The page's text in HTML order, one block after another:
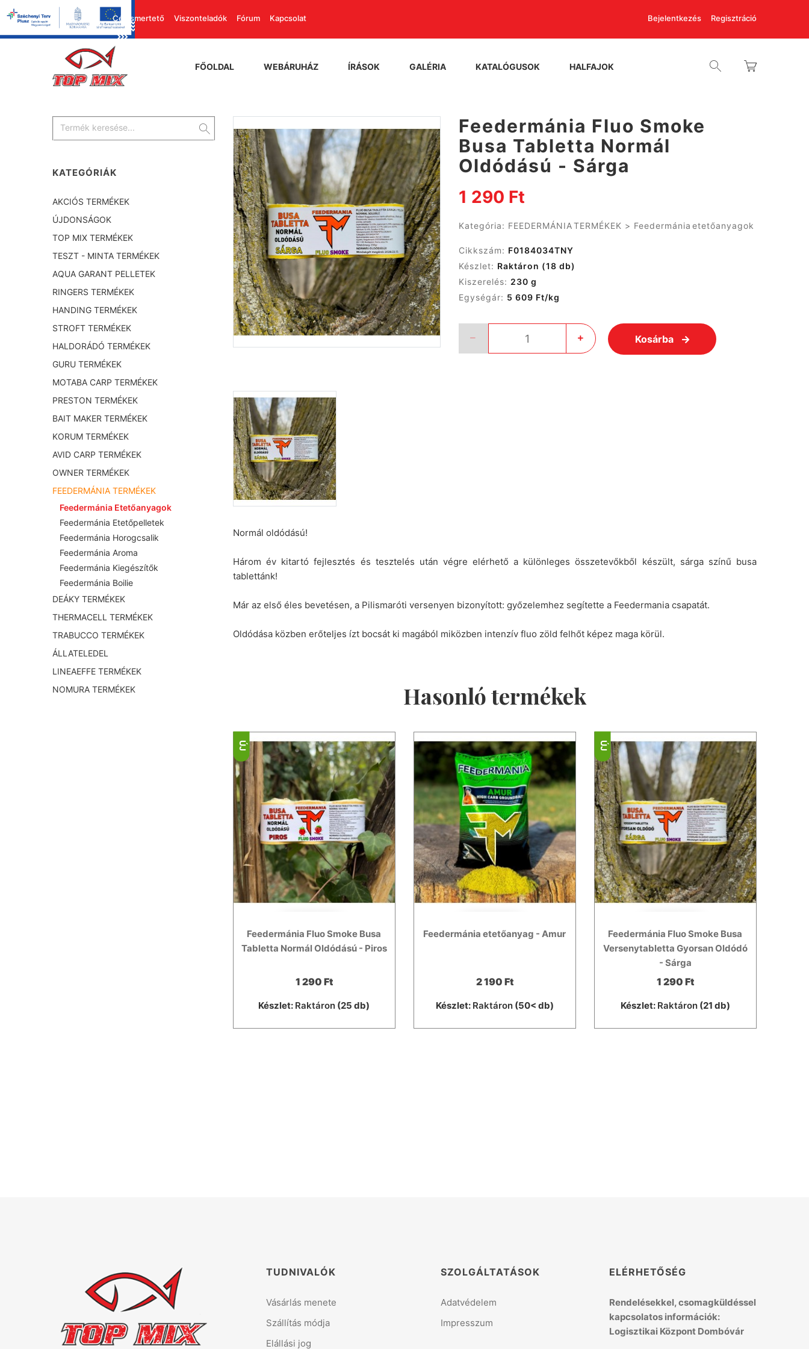
Cégismertető Viszonteladók Fórum Kapcsolat Bejelentkezés Regisztráció
FŐOLDAL WEBÁRUHÁZ ÍRÁSOK GALÉRIA KATALÓGUSOK HALFAJOK
Feedermánia Fluo Smoke
Busa Tabletta Normál
Oldódású - Sárga
1 290 Ft
Kategória: FEEDERMÁNIA TERMÉKEK > Feedermánia etetőanyagok
Cikkszám: F0184034TNY
Készlet: Raktáron (18 db)
Kiszerelés: 230 g
Egységár: 5 609 Ft/kg
Kosárba
Normál oldódású!
Három év kitartó fejlesztés és tesztelés után végre elérhető a különleges összetevőkből készült, sárga színű busa
tablettánk!
Már az első éles bevetésen, a Pilismaróti versenyen bizonyított: győzelemhez segítette a Feedermania csapatát.
Oldódása közben erőteljes ízt bocsát ki magából miközben intenzív fluo zöld felhőt képez maga körül.
Hasonló termékek
Feedermánia Fluo Smoke Busa
Tabletta Normál Oldódású - Piros
1 290 Ft
Készlet: Raktáron (25 db)
ÚJ
Feedermánia etetőanyag - Amur
2 190 Ft
Készlet: Raktáron(50< db)
Feedermánia Fluo Smoke Busa
Versenytabletta Gyorsan Oldódó
- Sárga
1 290 Ft
Készlet: Raktáron(21 db)
ÚJ
KATEGÓRIÁK
AKCIÓS TERMÉKEK
ÚJDONSÁGOK
TOP MIX TERMÉKEK
TESZT - MINTA TERMÉKEK
AQUA GARANT PELLETEK
RINGERS TERMÉKEK
HANDING TERMÉKEK
STROFT TERMÉKEK
HALDORÁDÓ TERMÉKEK
GURU TERMÉKEK
MOTABA CARP TERMÉKEK
PRESTON TERMÉKEK
BAIT MAKER TERMÉKEK
KORUM TERMÉKEK
AVID CARP TERMÉKEK
OWNER TERMÉKEK
FEEDERMÁNIA TERMÉKEK
Feedermánia Etetőanyagok
Feedermánia Etetőpelletek
Feedermánia Horogcsalik
Feedermánia Aroma
Feedermánia Kiegészítők
Feedermánia Boilie
DEÁKY TERMÉKEK
THERMACELL TERMÉKEK
TRABUCCO TERMÉKEK
ÁLLATELEDEL
LINEAEFFE TERMÉKEK
NOMURA TERMÉKEK
TUDNIVALÓK
Vásárlás menete
Szállítás módja
Elállási jog
SZOLGÁLTATÁSOK
Adatvédelem
Impresszum
ELÉRHETŐSÉG
Rendelésekkel, csomagküldéssel
kapcsolatos információk:
Logisztikai Központ Dombóvár